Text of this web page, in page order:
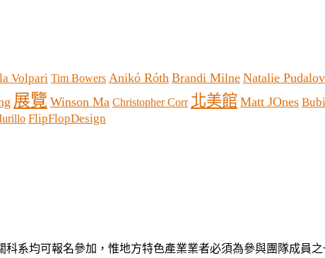
Volpari Tim Bowers Anikó Róth Brandi Milne Natalie Pudalov
展覽 Winson Ma Christopher Corr 北美館 Matt JOnes
FlipFlopDesign
系均可報名參加，惟地方特色產業業者必須為參與團隊成員